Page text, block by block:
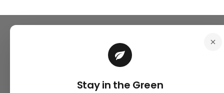
Stay in the Green